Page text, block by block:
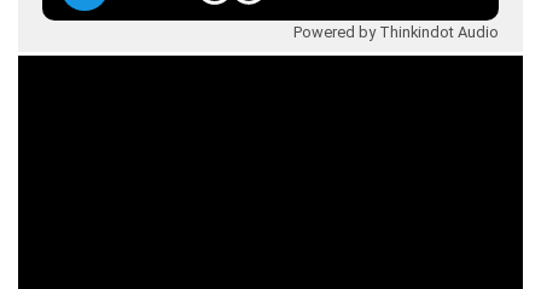
Powered by Thinkindot Audio